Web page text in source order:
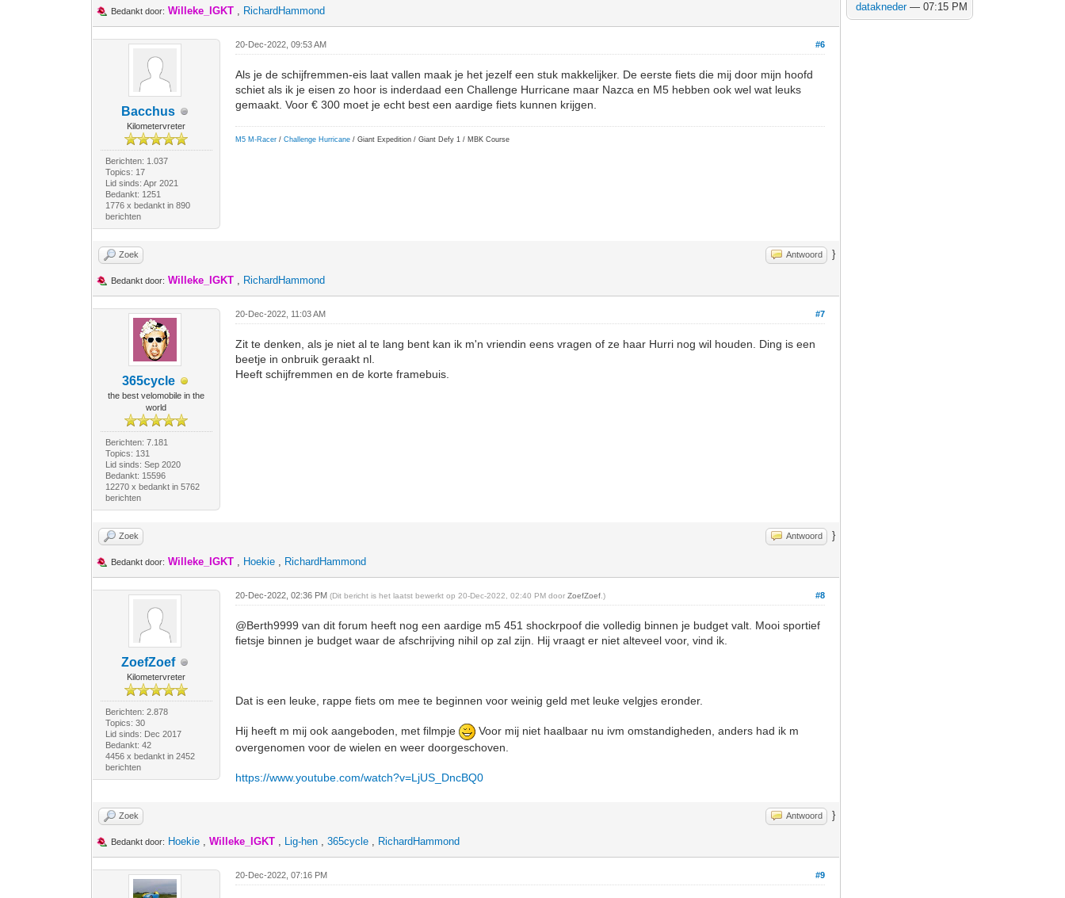
Bedankt door: Willeke_IGKT , RichardHammond
Bacchus
Kilometervreter
Berichten: 1.037
Topics: 17
Lid sinds: Apr 2021
Bedankt: 1251
1776 x bedankt in 890
berichten
#6
20-Dec-2022, 09:53 AM
Als je de schijfremmen-eis laat vallen maak je het jezelf een stuk makkelijker. De eerste fiets die mij door mijn hoofd
schiet als ik je eisen zo hoor is inderdaad een Challenge Hurricane maar Nazca en M5 hebben ook wel wat leuks
gemaakt. Voor € 300 moet je echt best een aardige fiets kunnen krijgen.
M5 M-Racer /Challenge Hurricane / Giant Expedition / Giant Defy 1 / MBK Course
Zoek Antwoord }
Bedankt door: Willeke_IGKT , RichardHammond
365cycle
the best velomobile in the
world
Berichten: 7.181
Topics: 131
Lid sinds: Sep 2020
Bedankt: 15596
12270 x bedankt in 5762
berichten
#7
20-Dec-2022, 11:03 AM
Zit te denken, als je niet al te lang bent kan ik m'n vriendin eens vragen of ze haar Hurri nog wil houden. Ding is een
beetje in onbruik geraakt nl.
Heeft schijfremmen en de korte framebuis.
Zoek Antwoord }
Bedankt door: Willeke_IGKT , Hoekie , RichardHammond
ZoefZoef
Kilometervreter
Berichten: 2.878
Topics: 30
Lid sinds: Dec 2017
Bedankt: 42
4456 x bedankt in 2452
berichten
#8
20-Dec-2022, 02:36 PM(Dit bericht is het laatst bewerkt op 20-Dec-2022, 02:40 PM doorZoefZoef .)
@Berth9999 van dit forum heeft nog een aardige m5 451 shockrpoof die volledig binnen je budget valt. Mooi sportief
fietsje binnen je budget waar de afschrijving nihil op zal zijn. Hij vraagt er niet alteveel voor, vind ik.
Dat is een leuke, rappe fiets om mee te beginnen voor weinig geld met leuke velgjes eronder.
Hij heeft m mij ook aangeboden, met filmpje
Voor mij niet haalbaar nu ivm omstandigheden, anders had ik m
overgenomen voor de wielen en weer doorgeschoven.
https://www.youtube.com/watch?v=LjUS_DncBQ0
Zoek Antwoord }
Bedankt door: Hoekie ,Willeke_IGKT , Lig-hen ,365cycle , RichardHammond
#9
20-Dec-2022, 07:16 PM
datakneder— 07:15 PM